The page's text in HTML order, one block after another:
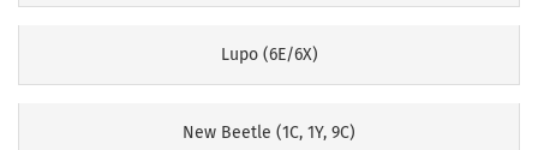
Lupo (6E/6X)
New Beetle (1C, 1Y, 9C)